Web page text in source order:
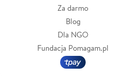
Za darmo
Blog
Dla NGO
Fundacja Pomagam.pl